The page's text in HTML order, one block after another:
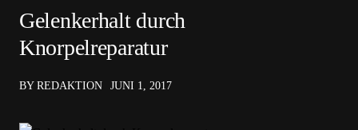
Gelenkerhalt durch
Knorpelreparatur
BY REDAKTION JUNI 1, 2017